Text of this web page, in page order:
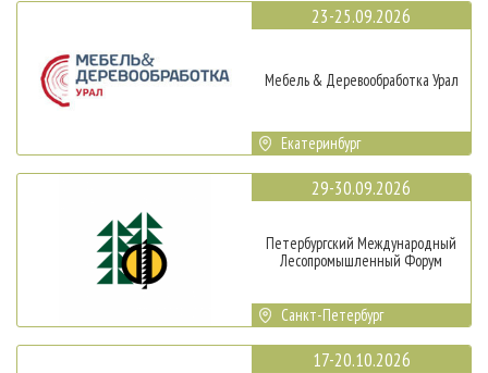
23-25.09.2026
Мебель & Деревообработка Урал
Екатеринбург
29-30.09.2026
Петербургский Международный
Лесопромышленный Форум
Санкт-Петербург
17-20.10.2026